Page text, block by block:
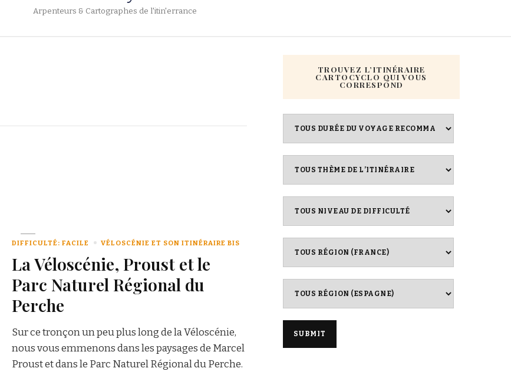
Arpenteurs & Cartographes de l'itin'errance
DIFFICULTÉ: FACILE VÉLOSCÉNIE ET SON ITINÉRAIRE BIS
La Véloscénie, Proust et le
Parc Naturel Régional du
Perche
Sur ce tronçon un peu plus long de la Véloscénie,
nous vous emmenons dans les paysages de Marcel
Proust et dans le Parc Naturel Régional du Perche.
TROUVEZ L’ITINÉRAIRE
CARTOCYCLO QUI VOUS
CORRESPOND